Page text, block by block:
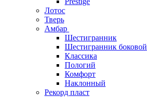
Лотос
Тверь
Амбар
Шестигранник
Шестигранник боковой
Классика
Пологий
Комфорт
Наклонный
Рекорд пласт